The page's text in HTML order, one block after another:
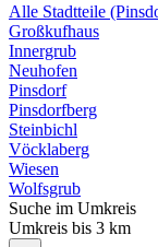
Alle Stadtteile
Großkufhaus
Innergrub
Neuhofen
Pinsdorf
Pinsdorfberg
Steinbichl
Vöcklaberg
Wiesen
Wolfsgrub
Suche im Umkreis
Umkreis bis 3 km